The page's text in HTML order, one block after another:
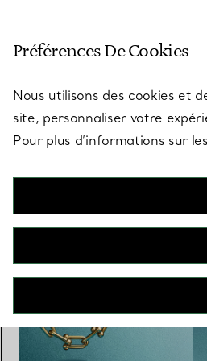
Préférences De Cookies
Nous utilisons des cookies et
site, personnaliser votre
Pour plus d’informations sur